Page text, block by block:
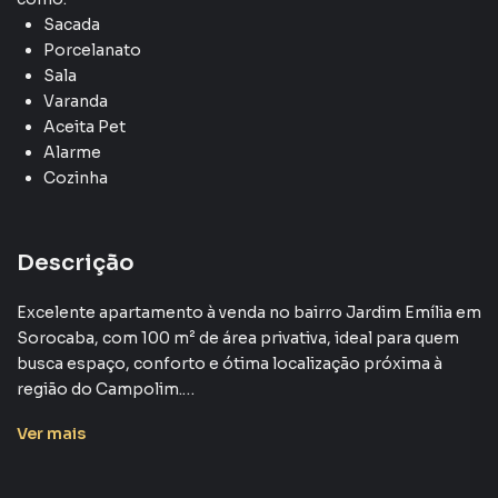
Sacada
Porcelanato
Sala
Varanda
Aceita Pet
Alarme
Cozinha
Descrição
Excelente apartamento à venda no bairro Jardim Emília em
Sorocaba, com 100 m² de área privativa, ideal para quem
busca espaço, conforto e ótima localização próxima à
região do Campolim.
O imóvel possui ambientes amplos e bem distribuídos,
Ver mais